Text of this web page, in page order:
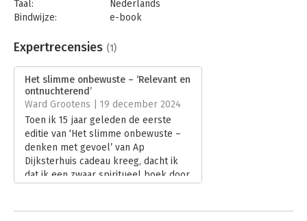
Taal:
Nederlands
Bindwijze:
e-book
Bestandsformaat:
epub
Uitgever:
Prometheus
Druk:
1
Verschijningsdatum:
5-11-2024
Hoofdrubriek: Persoonlijke effectiviteit
Expertrecensies (1)
Het slimme onbewuste – ‘Relevant en
ontnuchterend’
Ward Grootens | 19 december 2024
Toen ik 15 jaar geleden de eerste
editie van ‘Het slimme onbewuste –
denken met gevoel’ van Ap
Dijksterhuis cadeau kreeg, dacht ik
dat ik een zwaar spiritueel boek door